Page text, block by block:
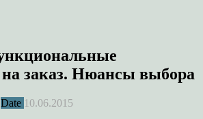
на заказ. Нюансы выбора
Date 10.06.2015